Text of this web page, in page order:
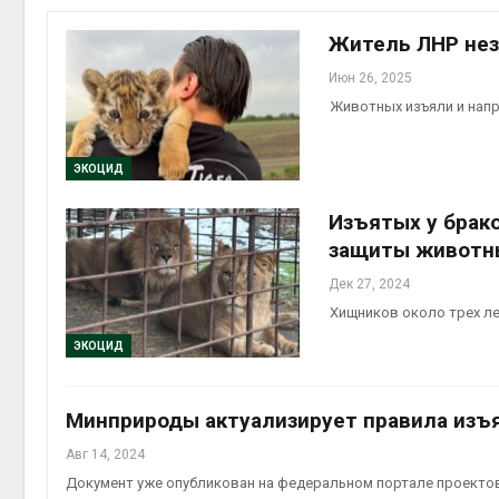
ЭКОЦИД
Житель ЛНР
Июн 26, 2025
Животных изъяли и
ЭКОЦИД
Изъятых у
защиты
Дек 27, 2024
Хищников около трех
Минприроды актуализирует правила
Авг 14, 2024
Документ уже опубликован на федеральном портале
Авг 7,
Авг 6,